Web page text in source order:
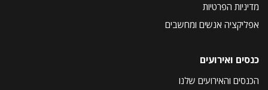
מדיניות הפרטיות
אפליקציה אנשים ומחשבים
כנסים ואירועים
הכנסים והאירועים שלנו